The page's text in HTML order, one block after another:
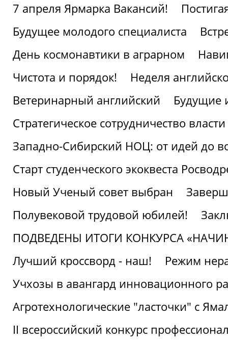
7 апреля Ярмарка Вакансий!
Будущее молодого специалиста
День космонавтики в аграрном
Чистота и порядок!
Неделя
Ветеринарный английский
Будущие
Стратегическое сотрудничество
Западно-Сибирский НОЦ: от идей до
Старт студенческого экоквеста
Новый Ученый совет выбран
Полувековой трудовой юбилей!
ПОДВЕДЕНЫ ИТОГИ КОНКУРСА
Лучший кроссворд - наш!
Режим
Учхозы в авангард инновационного
Агротехнологические "ласточки" с
II всероссийский конкурс